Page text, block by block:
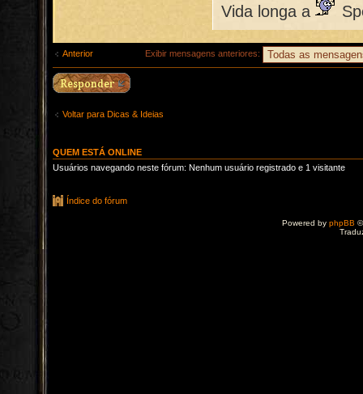
Vida longa a
Anterior Exibir mensagens anteriores:
Voltar para Dicas & Ideias
QUEM ESTÁ ONLINE
Usuários navegando neste fórum: Nenhum usuário registrado e 1 visitante
Índice do fórum
Powered by phpBB